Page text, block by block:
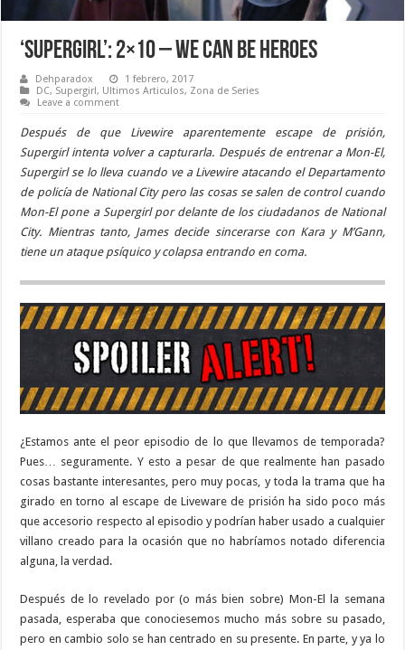
‘Supergirl’: 2×10 – We Can Be Heroes
Dehparadox
1 febrero, 2017
DC, Supergirl, Ultimos Articulos, Zona de Series
Leave a comment
Después de que Livewire aparentemente escape de prisión,
Supergirl intenta volver a capturarla. Después de entrenar a Mon-El,
Supergirl se lo lleva cuando ve a Livewire atacando el Departamento
de policía de National City pero las cosas se salen de control cuando
Mon-El pone a Supergirl por delante de los ciudadanos de National
City. Mientras tanto, James decide sincerarse con Kara y M’Gann,
tiene un ataque psíquico y colapsa entrando en coma.
¿Estamos ante el peor episodio de lo que llevamos de temporada?
Pues… seguramente. Y esto a pesar de que realmente han pasado
cosas bastante interesantes, pero muy pocas, y toda la trama que ha
girado en torno al escape de Liveware de prisión ha sido poco más
que accesorio respecto al episodio y podrían haber usado a cualquier
villano creado para la ocasión que no habríamos notado diferencia
alguna, la verdad.
Después de lo revelado por (o más bien sobre) Mon-El la semana
pasada, esperaba que conociesemos mucho más sobre su pasado,
pero en cambio solo se han centrado en su presente. En parte, y ya lo